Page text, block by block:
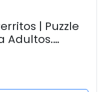
| Puzzle
Adultos.
Incluye Cola
14 años